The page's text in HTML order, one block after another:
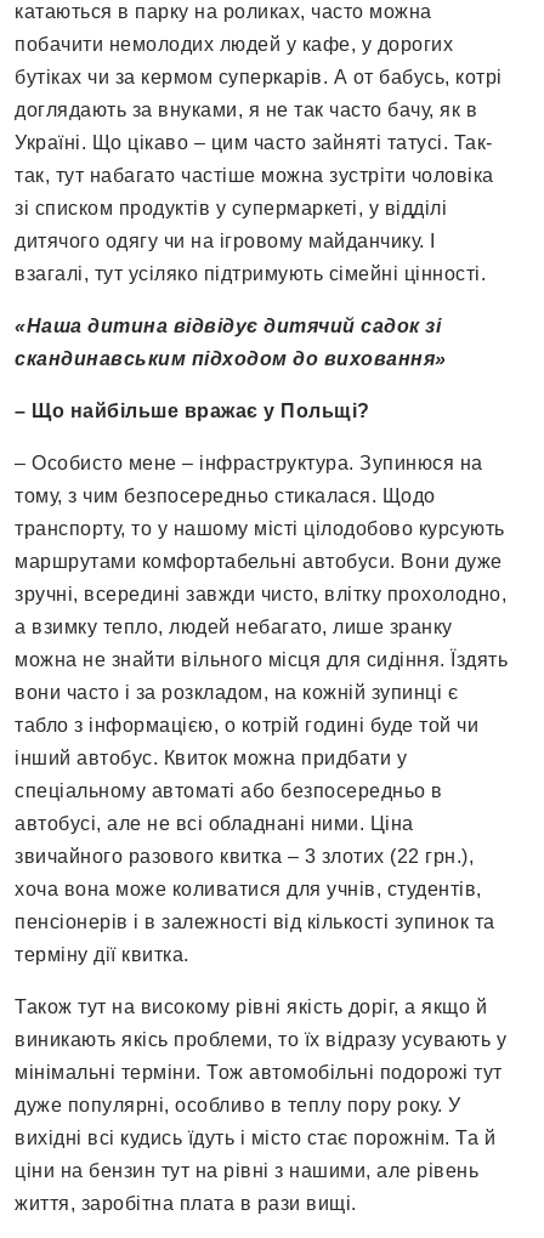
катаються в парку на роликах, часто можна
побачити немолодих людей у кафе, у дорогих
бутіках чи за кермом суперкарів. А от бабусь, котрі
доглядають за внуками, я не так часто бачу, як в
Україні. Що цікаво – цим часто зайняті татусі. Так-
так, тут набагато частіше можна зустріти чоловіка
зі списком продуктів у супермаркеті, у відділі
дитячого одягу чи на ігровому майданчику. І
взагалі, тут усіляко підтримують сімейні цінності.
«Наша дитина відвідує дитячий садок зі
скандинавським підходом до виховання»
– Що найбільше вражає у Польщі?
– Особисто мене – інфраструктура. Зупинюся на
тому, з чим безпосередньо стикалася. Щодо
транспорту, то у нашому місті цілодобово курсують
маршрутами комфортабельні автобуси. Вони дуже
зручні, всередині завжди чисто, влітку прохолодно,
а взимку тепло, людей небагато, лише зранку
можна не знайти вільного місця для сидіння. Їздять
вони часто і за розкладом, на кожній зупинці є
табло з інформацією, о котрій годині буде той чи
інший автобус. Квиток можна придбати у
спеціальному автоматі або безпосередньо в
автобусі, але не всі обладнані ними. Ціна
звичайного разового квитка – 3 злотих (22 грн.),
хоча вона може коливатися для учнів, студентів,
пенсіонерів і в залежності від кількості зупинок та
терміну дії квитка.
Також тут на високому рівні якість доріг, а якщо й
виникають якісь проблеми, то їх відразу усувають у
мінімальні терміни. Тож автомобільні подорожі тут
дуже популярні, особливо в теплу пору року. У
вихідні всі кудись їдуть і місто стає порожнім. Та й
ціни на бензин тут на рівні з нашими, але рівень
життя, заробітна плата в рази вищі.